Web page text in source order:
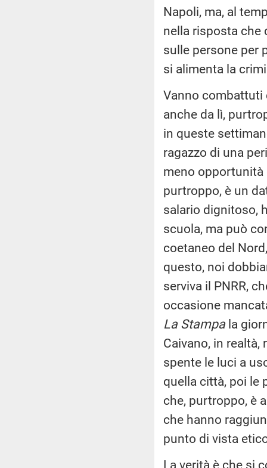
Napoli, ma, al
nella risposta che
sulle persone per
si alimenta la
Vanno combattuti
anche da lì,
in queste
ragazzo di una
meno opportunità
purtroppo, è un
salario dignitoso,
scuola, ma può
coetaneo del
questo, noi
serviva il PNRR,
occasione
La Stampala
Caivano, in
spente le luci a
quella città, poi le
che, purtroppo, è
che hanno
punto di vista
La verità è che si